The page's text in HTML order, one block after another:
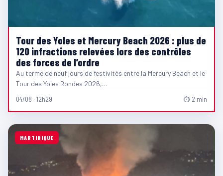
Tour des Yoles et Mercury Beach 2026 : plus de
120 infractions relevées lors des contrôles
des forces de l’ordre
Au terme de neuf jours de festivités entre la Mercury Beach et le
Tour des Yoles Rondes 2026,…
04/08 · 12h29 ⏱ 2 min
MARTINIQUE